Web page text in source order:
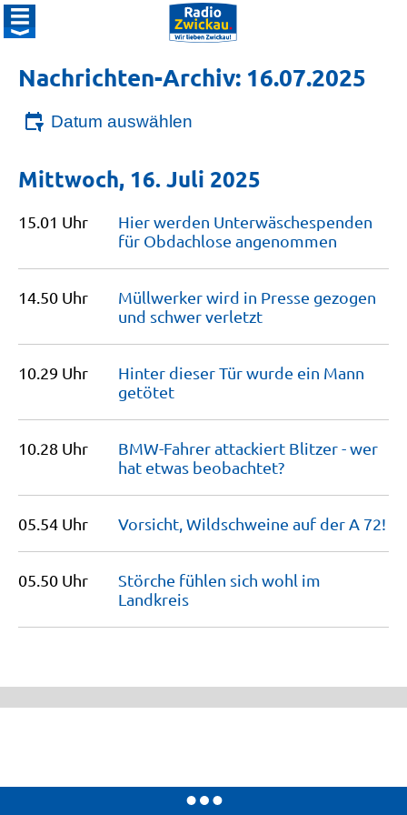
Nachrichten-Archiv: 16.07.2025
Datum auswählen
Mittwoch, 16. Juli 2025
15.01 Uhr
Hier werden Unterwäschespenden
für Obdachlose angenommen
14.50 Uhr
Müllwerker wird in Presse gezogen
und schwerverletzt
10.29 Uhr
Hinter dieser Tür wurde ein Mann
getötet
10.28 Uhr
BMW-Fahrer attackiert Blitzer - wer
hat etwas beobachtet?
05.54 Uhr Vorsicht, Wildschweine auf der A 72!
05.50 Uhr
Störche fühlen sich wohl im
Landkreis